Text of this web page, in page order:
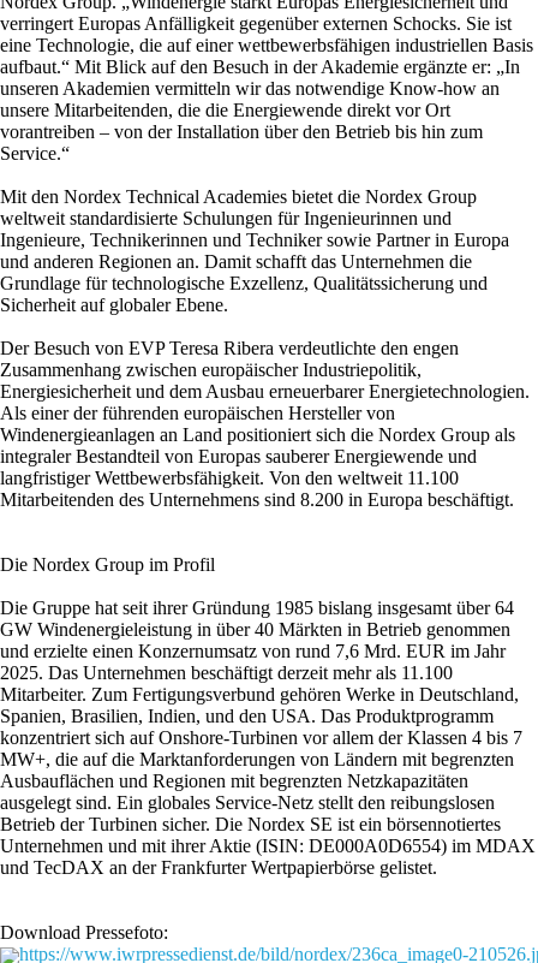
verringert Europas Anfälligkeit gegenüber externen Schocks. Sie ist
eine Technologie, die auf einer wettbewerbsfähigen industriellen Basis
aufbaut.“ Mit Blick auf den Besuch in der Akademie ergänzte er: „In
unseren Akademien vermitteln wir das notwendige Know-how an
unsere Mitarbeitenden, die die Energiewende direkt vor Ort
vorantreiben – von der Installation über den Betrieb bis hin zum
Service.“
Mit den Nordex Technical Academies bietet die Nordex Group
weltweit standardisierte Schulungen für Ingenieurinnen und
Ingenieure, Technikerinnen und Techniker sowie Partner in Europa
und anderen Regionen an. Damit schafft das Unternehmen die
Grundlage für technologische Exzellenz, Qualitätssicherung und
Sicherheit auf globaler Ebene.
Der Besuch von EVP Teresa Ribera verdeutlichte den engen
Zusammenhang zwischen europäischer Industriepolitik,
Energiesicherheit und dem Ausbau erneuerbarer Energietechnologien.
Als einer der führenden europäischen Hersteller von
Windenergieanlagen an Land positioniert sich die Nordex Group als
integraler Bestandteil von Europas sauberer Energiewende und
langfristiger Wettbewerbsfähigkeit. Von den weltweit 11.100
Mitarbeitenden des Unternehmens sind 8.200 in Europa beschäftigt.
Die Nordex Group im Profil
Die Gruppe hat seit ihrer Gründung 1985 bislang insgesamt über 64
GW Windenergieleistung in über 40 Märkten in Betrieb genommen
und erzielte einen Konzernumsatz von rund 7,6 Mrd. EUR im Jahr
2025. Das Unternehmen beschäftigt derzeit mehr als 11.100
Mitarbeiter. Zum Fertigungsverbund gehören Werke in Deutschland,
Spanien, Brasilien, Indien, und den USA. Das Produktprogramm
konzentriert sich auf Onshore-Turbinen vor allem der Klassen 4 bis 7
MW+, die auf die Marktanforderungen von Ländern mit begrenzten
Ausbauflächen und Regionen mit begrenzten Netzkapazitäten
ausgelegt sind. Ein globales Service-Netz stellt den reibungslosen
Betrieb der Turbinen sicher. Die Nordex SE ist ein börsennotiertes
Unternehmen und mit ihrer Aktie (ISIN: DE000A0D6554) im MDAX
und TecDAX an der Frankfurter Wertpapierbörse gelistet.
Download Pressefoto:
https://www.iwrpressedienst.de/bild/nordex/236ca_image0-